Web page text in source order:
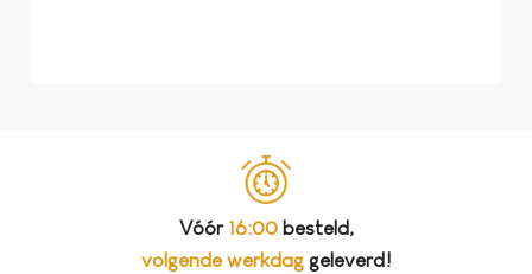
Vóór 16:00besteld,
volgende werkdaggeleverd!